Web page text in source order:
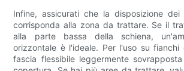
Infine, assicurati che la disposizione dei
corrisponda alla zona da trattare. Se il
alla parte bassa della schiena,
orizzontale è l'ideale. Per l'uso su fianchi
fascia flessibile leggermente